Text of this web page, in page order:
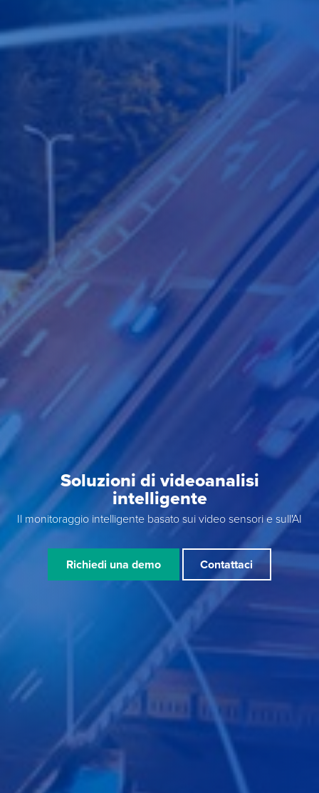
Soluzioni di videoanalisi
intelligente
Il monitoraggio intelligente basato sui video sensori e sull'AI
Richiedi una demo Contattaci